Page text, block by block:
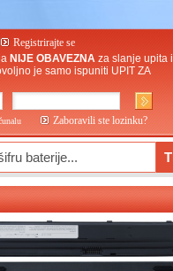
Registrirajte se
NIJE OBAVEZNA za slanje upita i
je samo ispuniti UPIT ZA
Zaboravili ste lozinku?